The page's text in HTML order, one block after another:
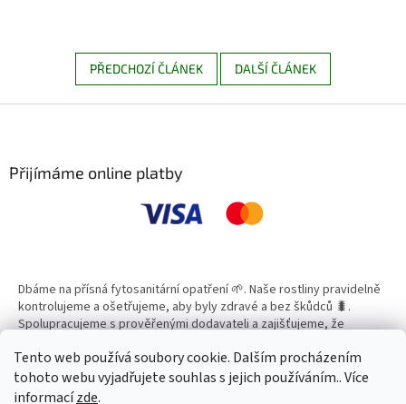
Tento web používá soubory cookie. Dalším procházením
tohoto webu vyjadřujete souhlas s jejich používáním.. Více
informacízde.
PŘEDCHOZÍ ČLÁNEK DALŠÍ ČLÁNEK
Přijímáme online platby
Dbáme na přísná fytosanitární opatření 🌱. Naše rostliny pravidelně
kontrolujeme a ošetřujeme, aby byly zdravé a bez škůdců 🐛.
Spolupracujeme s prověřenými dodavateli a zajišťujeme, že